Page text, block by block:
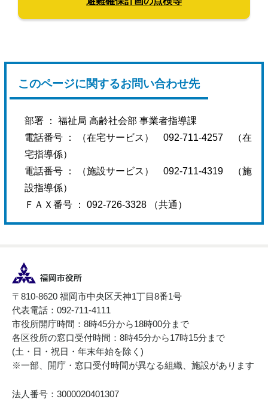
このページに関するお問い合わせ先
部署 ：福祉局 高齢社会部 事業者指導課
電話番号 ： （在宅サービス） 092-711-4257 （在
宅指導係）
電話番号 ： （施設サービス） 092-711-4319 （施
設指導係）
ＦＡＸ番号 ：092-726-3328 （共通）
〒810-8620 福岡市中央区天神1丁目8番1号
代表電話：092-711-4111
市役所開庁時間：8時45分から18時00分まで
各区役所の窓口受付時間：8時45分から17時15分まで
(土・日・祝日・年末年始を除く)
※一部、開庁・窓口受付時間が異なる組織、施設があります
法人番号：3000020401307